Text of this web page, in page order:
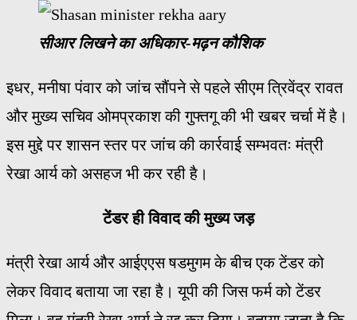
सीआर लिखने का अधिकार-मढ़न कौशिक
इधर, मनीषा पंवार को जांच सौंपने से पहले सीएम त्रिवेंद्र रावत
और मुख्य सचिव ओमप्रकाश की गुफ्तगू की भी खबर चर्चा में है।
इस मुद्दे पर शासन स्तर पर जांच की कार्रवाई सम्भवतः मंत्री
रेखा आर्य को असहज भी कर रही है।
टेंडर ही विवाद की मुख्य जड़
मंत्री रेखा आर्य और आईएएस षडमुगम के बीच एक टेंडर को
लेकर विवाद बताया जा रहा है। यूपी की जिस फर्म को टेंडर